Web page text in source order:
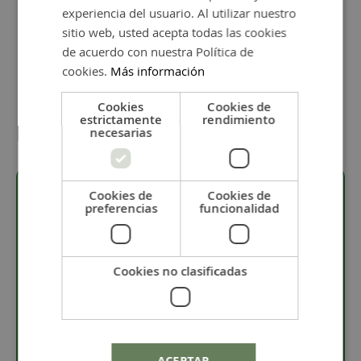
Añadir al carrito
Detalles
Descripción
· Pieza con baño flash de oro.
· La pieza de zamak mide 5,7 x 8,3 mm.
experiencia del usuario. Al utilizar nuestro
sitio web, usted acepta todas las cookies
de acuerdo con nuestra Política de
cookies. Más información
Cookies
estrictamente
necesarias
Cookies de
rendimiento
Cookies de
preferencias
Cookies de
funcionalidad
Cookies no clasificadas